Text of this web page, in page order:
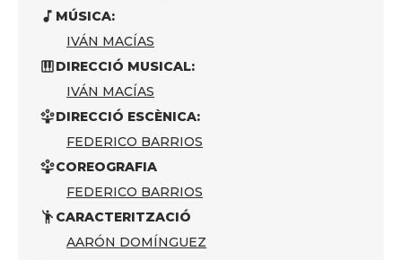
MÚSICA:
IVÁN MACÍAS
DIRECCIÓ MUSICAL:
IVÁN MACÍAS
DIRECCIÓ ESCÈNICA:
FEDERICO BARRIOS
COREOGRAFIA
FEDERICO BARRIOS
CARACTERITZACIÓ
AARÓN DOMÍNGUEZ